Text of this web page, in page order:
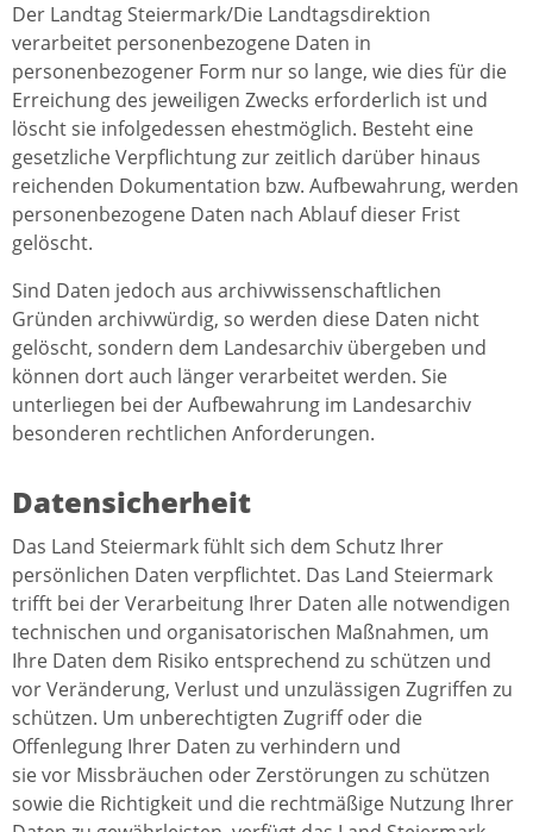
Der Landtag Steiermark/Die Landtagsdirektion
verarbeitet personenbezogene Daten in
personenbezogener Form nur so lange, wie dies für die
Erreichung des jeweiligen Zwecks erforderlich ist und
löscht sie infolgedessen ehestmöglich. Besteht eine
gesetzliche Verpflichtung zur zeitlich darüber hinaus
reichenden Dokumentation bzw. Aufbewahrung, werden
personenbezogene Daten nach Ablauf dieser Frist
gelöscht.
Sind Daten jedoch aus archivwissenschaftlichen
Gründen archivwürdig, so werden diese Daten nicht
gelöscht, sondern dem Landesarchiv übergeben und
können dort auch länger verarbeitet werden. Sie
unterliegen bei der Aufbewahrung im Landesarchiv
besonderen rechtlichen Anforderungen.
Datensicherheit
Das Land Steiermark fühlt sich dem Schutz Ihrer
persönlichen Daten verpflichtet. Das Land Steiermark
trifft bei der Verarbeitung Ihrer Daten alle notwendigen
technischen und organisatorischen Maßnahmen, um
Ihre Daten dem Risiko entsprechend zu schützen und
vor Veränderung, Verlust und unzulässigen Zugriffen zu
schützen. Um unberechtigten Zugriff oder die
Offenlegung Ihrer Daten zu verhindern und
sie vor Missbräuchen oder Zerstörungen zu schützen
sowie die Richtigkeit und die rechtmäßige Nutzung Ihrer